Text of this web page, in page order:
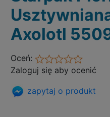
Axolotl
Oceń:
Zaloguj się aby ocenić
zapytaj o produkt